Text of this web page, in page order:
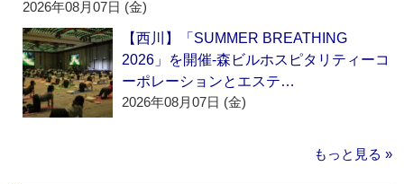
2026年08月07日 (金)
【西川】「SUMMER BREATHING
2026」を開催‐森ビルホスピタリティーコ
ーポレーションとエステ…
2026年08月07日 (金)
もっと見る »